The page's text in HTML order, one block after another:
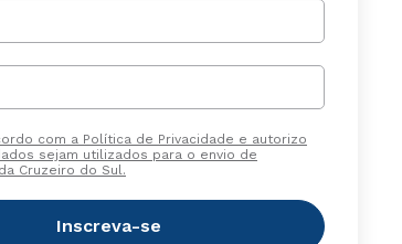
com a Política de Privacidade e autorizo
sejam utilizados para o envio de
Cruzeiro do Sul.
Inscreva-se